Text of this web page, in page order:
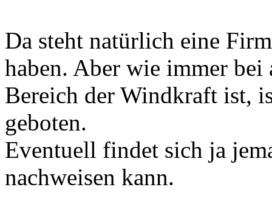
Da steht natürlich eine
haben. Aber wie immer
Bereich der Windkraft ist,
geboten.
Eventuell findet sich ja
nachweisen kann.